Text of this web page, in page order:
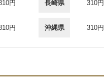
円 長崎県 310円
円 沖縄県 310円